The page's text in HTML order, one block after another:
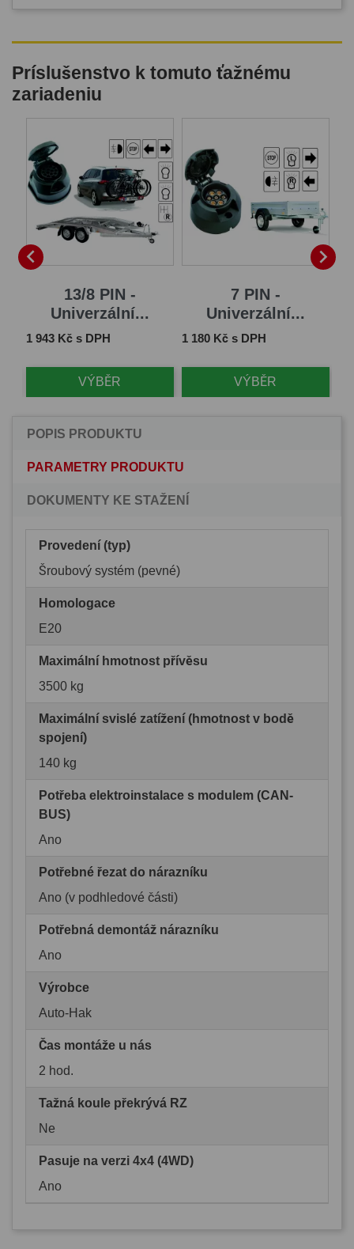
Príslušenstvo k tomuto ťažnému
zariadeniu

13/8 PIN -
Univerzální...
Cena
1 943 Kč s DPH
VÝBĚR
7 PIN -
Univerzální...
Cena
1 180 Kč s DPH
VÝBĚR

POPIS PRODUKTU
PARAMETRY PRODUKTU
DOKUMENTY KE STAŽENÍ
Provedení (typ)
Šroubový systém (pevné)
Homologace
E20
Maximální hmotnost přívěsu
3500 kg
Maximální svislé zatížení (hmotnost v bodě
spojení)
140 kg
Potřeba elektroinstalace s modulem (CAN-
BUS)
Ano
Potřebné řezat do nárazníku
Ano (v podhledové části)
Potřebná demontáž nárazníku
Ano
Výrobce
Auto-Hak
Čas montáže u nás
2 hod.
Tažná koule překrývá RZ
Ne
Pasuje na verzi 4x4 (4WD)
Ano